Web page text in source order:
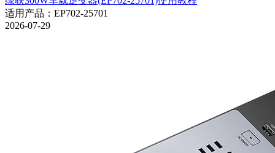
适用产品 ： EP702-25701
2026-07-29